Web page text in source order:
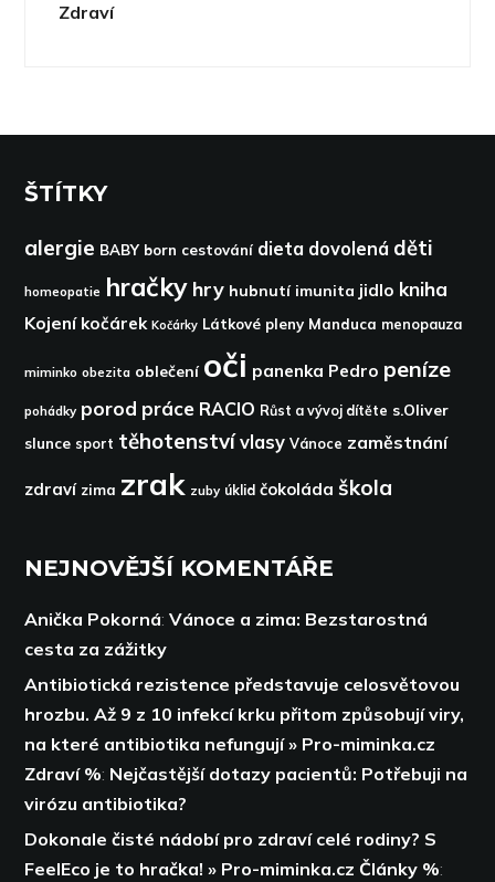
Zdraví
ŠTÍTKY
alergie BABY born cestování dieta dovolená děti
homeopatie hračky hry hubnutí imunita jidlo kniha
Kojení kočárek Kočárky Látkové pleny Manduca menopauza
miminko obezita oblečení oči panenka Pedro peníze
pohádky porod práce RACIO Růst a vývoj dítěte s.Oliver
slunce sport těhotenství vlasy Vánoce zaměstnání
zdraví zima zrak zuby úklid čokoláda škola
NEJNOVĚJŠÍ KOMENTÁŘE
Anička Pokorná:Vánoce a zima: Bezstarostná
cesta za zážitky
Antibiotická rezistence představuje celosvětovou
hrozbu. Až 9 z 10 infekcí krku přitom způsobují viry,
na které antibiotika nefungují » Pro-miminka.cz
Zdraví %: Nejčastější dotazy pacientů: Potřebuji na
virózu antibiotika?
Dokonale čisté nádobí pro zdraví celé rodiny? S
FeelEco je to hračka! » Pro-miminka.cz Články %: